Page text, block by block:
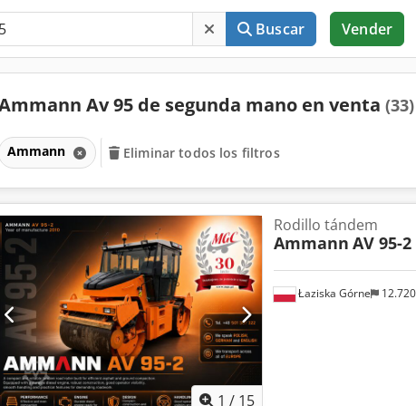
Buscar Vender
Av 95 de segunda mano en venta (33)
Ammann Eliminar todos los filtros
1 / 15
Łaziska Górne
Rodillo tándem
Ammann AV 95-2